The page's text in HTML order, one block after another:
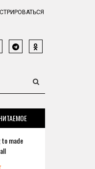
to made